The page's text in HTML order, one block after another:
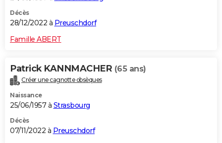
Décès
28/12/2022 à Preuschdorf
Famille ABERT
Patrick KANNMACHER (65 ans)
Créer une cagnotte obsèques
Naissance
25/06/1957 à Strasbourg
Décès
07/11/2022 à Preuschdorf